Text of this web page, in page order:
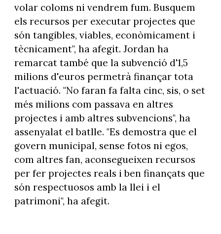
volar coloms ni vendrem fum. Busquem
els recursos per executar projectes que
són tangibles, viables, econòmicament i
tècnicament", ha afegit. Jordan ha
remarcat també que la subvenció d'1,5
milions d'euros permetrà finançar tota
l'actuació. "No faran fa falta cinc, sis, o set
més milions com passava en altres
projectes i amb altres subvencions", ha
assenyalat el batlle. "Es demostra que el
govern municipal, sense fotos ni egos,
com altres fan, aconsegueixen recursos
per fer projectes reals i ben finançats que
són respectuosos amb la llei i el
patrimoni", ha afegit.